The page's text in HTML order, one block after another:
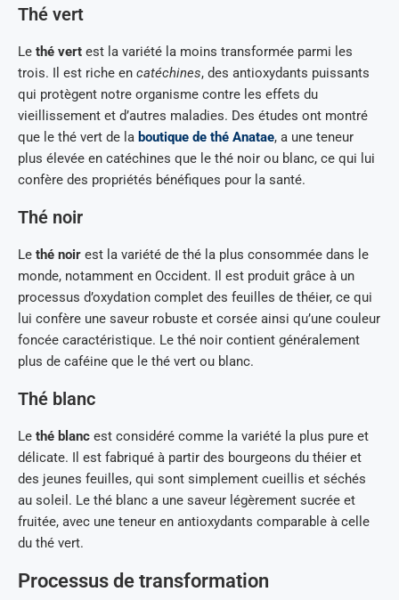
Thé vert
Le thé vert est la variété la moins transformée parmi les
trois. Il est riche en catéchines, des antioxydants puissants
qui protègent notre organisme contre les effets du
vieillissement et d’autres maladies. Des études ont montré
que le thé vert de la boutique de thé Anatae, a une teneur
plus élevée en catéchines que le thé noir ou blanc, ce qui lui
confère des propriétés bénéfiques pour la santé.
Thé noir
Le thé noir est la variété de thé la plus consommée dans le
monde, notamment en Occident. Il est produit grâce à un
processus d’oxydation complet des feuilles de théier, ce qui
lui confère une saveur robuste et corsée ainsi qu’une couleur
foncée caractéristique. Le thé noir contient généralement
plus de caféine que le thé vert ou blanc.
Thé blanc
Le thé blanc est considéré comme la variété la plus pure et
délicate. Il est fabriqué à partir des bourgeons du théier et
des jeunes feuilles, qui sont simplement cueillis et séchés
au soleil. Le thé blanc a une saveur légèrement sucrée et
fruitée, avec une teneur en antioxydants comparable à celle
du thé vert.
Processus de transformation